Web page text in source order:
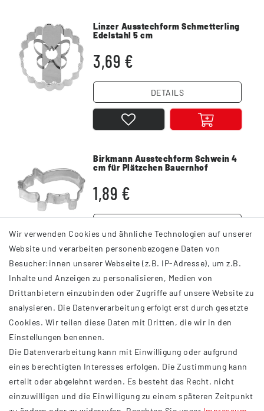
Linzer Ausstechform Schmetterling
Edelstahl 5 cm
3,69 €
DETAILS
Birkmann Ausstechform Schwein 4
cm für Plätzchen Bauernhof
1,89 €
INFORMATIONEN
AGB
Impressum
Datenschutzerklärung
Widerrufsrecht
Wir verwenden Cookies und ähnliche Technologien auf unserer
Website und verarbeiten personenbezogene Daten von
Besucher:innen unserer Webseite (z.B. IP-Adresse), um z.B.
Inhalte und Anzeigen zu personalisieren, Medien von
Drittanbietern einzubinden oder Zugriffe auf unsere Website zu
analysieren. Die Datenverarbeitung erfolgt erst durch gesetzte
Cookies. Wir teilen diese Daten mit Dritten, die wir in den
Einstellungen benennen.
Die Datenverarbeitung kann mit Einwilligung oder aufgrund
eines berechtigten Interesses erfolgen. Die Zustimmung kann
erteilt oder abgelehnt werden. Es besteht das Recht, nicht
einzuwilligen und die Einwilligung zu einem späteren Zeitpunkt